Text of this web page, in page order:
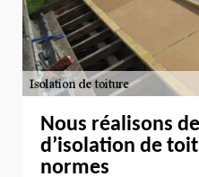
Nous réalisons
d’isolation de
normes